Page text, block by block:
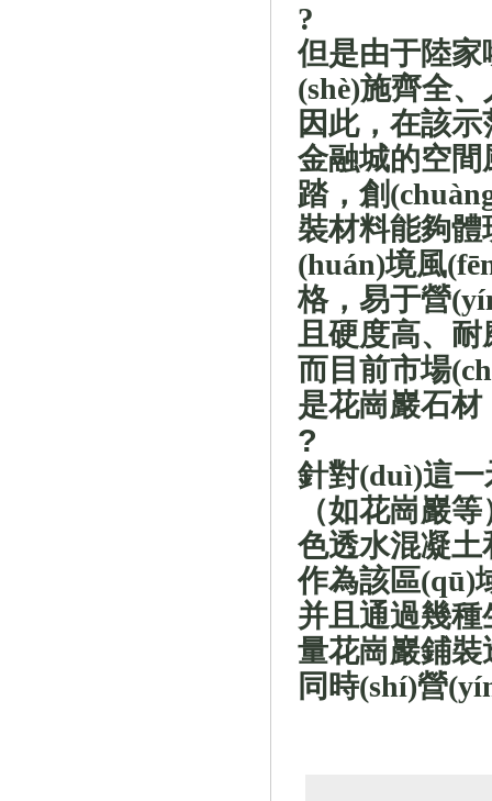
?
但是由于陸家
(shè)施齊全
因此，在該
金融城的空間
踏， 創
裝材料能夠體
(huán)境風
格， 易于營
且硬度高、耐
而目前市場
是花崗巖石材
?
針對(duì)這一
（如花崗巖
色透水混凝
作為該區(qū)
并且通過幾種
量花崗巖鋪
同時(shí)營